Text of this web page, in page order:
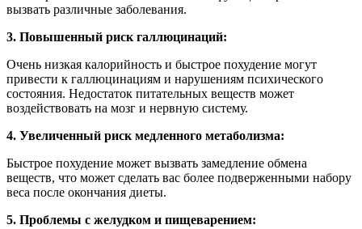
вызвать различные заболевания.
3. Повышенный риск галлюцинаций:
Очень низкая калорийность и быстрое похудение могут
привести к галлюцинациям и нарушениям психического
состояния. Недостаток питательных веществ может
воздействовать на мозг и нервную систему.
4. Увеличенный риск медленного метаболизма:
Быстрое похудение может вызвать замедление обмена
веществ, что может сделать вас более подверженными набору
веса после окончания диеты.
5. Проблемы с желудком и пищеварением: